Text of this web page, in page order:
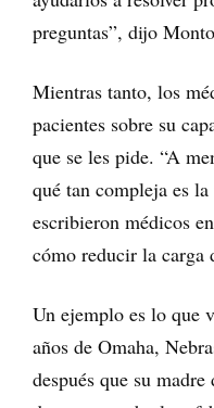
preguntas”, dijo
Mientras tanto, los
pacientes sobre su
que se les pide. “A
qué tan compleja es
escribieron médicos
cómo reducir la carga
Un ejemplo es lo que
años de Omaha,
después que su